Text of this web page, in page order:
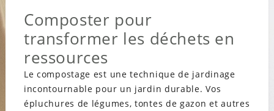
Composter pour
transformer les déchets en
ressources
Le compostage est une technique de jardinage
incontournable pour un jardin durable. Vos
épluchures de légumes, tontes de gazon et autres